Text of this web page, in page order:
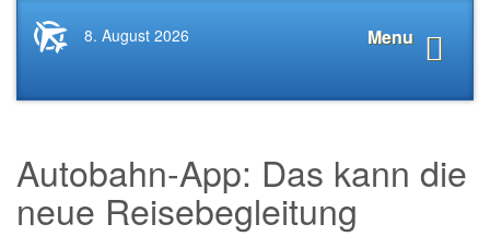
Startseite
News.Tourismus.com
Menu
8. August 2026
Autobahn-App: Das kann die
neue Reisebegleitung